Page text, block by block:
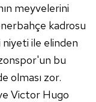
meyvelerini
kadrosu
niyeti ile elinden
bu
olması zor.
Victor Hugo